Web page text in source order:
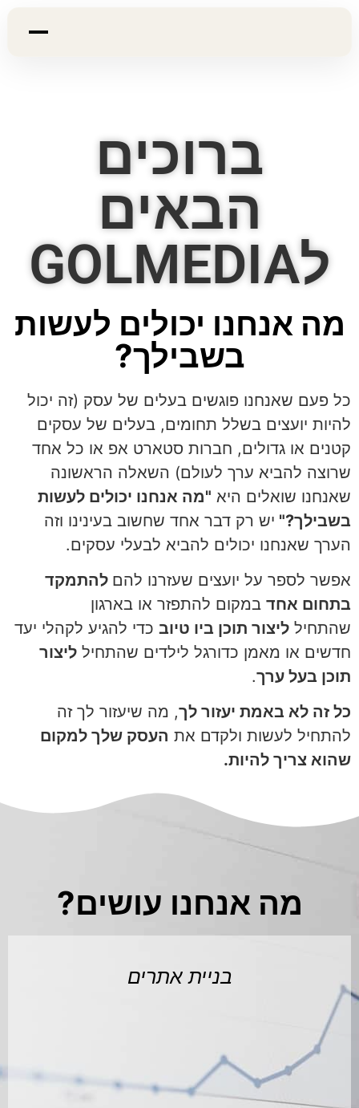
ברוכים
הבאים
לGOLMEDIA
מה אנחנו יכולים לעשות
בשבילך?
כל פעם שאנחנו פוגשים בעלים של עסק (זה יכול
להיות יועצים בשלל תחומים, בעלים של עסקים
קטנים או גדולים, חברות סטארט אפ או כל אחד
שרוצה להביא ערך לעולם) השאלה הראשונה
שאנחנו שואלים היא "מה אנחנו יכולים לעשות
בשבילך?" יש רק דבר אחד שחשוב בעינינו וזה
הערך שאנחנו יכולים להביא לבעלי עסקים.
אפשר לספר על יועצים שעזרנו להם להתמקד
בתחום אחד במקום להתפזר או בארגון
שהתחיל ליצור תוכן ביו טיוב כדי להגיע לקהלי יעד
חדשים או מאמן כדורגל לילדים שהתחיל ליצור
תוכן בעל ערך.
כל זה לא באמת יעזור לך, מה שיעזור לך זה
להתחיל לעשות ולקדם את העסק שלך למקום
שהוא צריך להיות.
מה אנחנו עושים?
בניית אתרים